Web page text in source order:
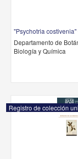
"Psychotria costivenia"
Departamento de
Biología y Química